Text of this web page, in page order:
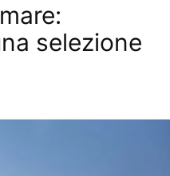
selezione